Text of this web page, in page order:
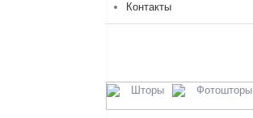
Контакты
Шторы Фотошторы